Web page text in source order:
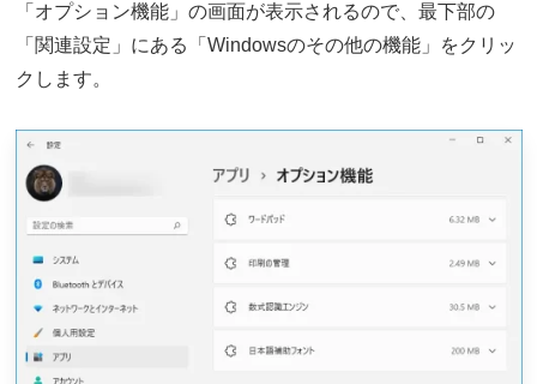
「オプション機能」の画面が表示されるので、最下部の
「関連設定」にある「Windowsのその他の機能」をクリッ
クします。